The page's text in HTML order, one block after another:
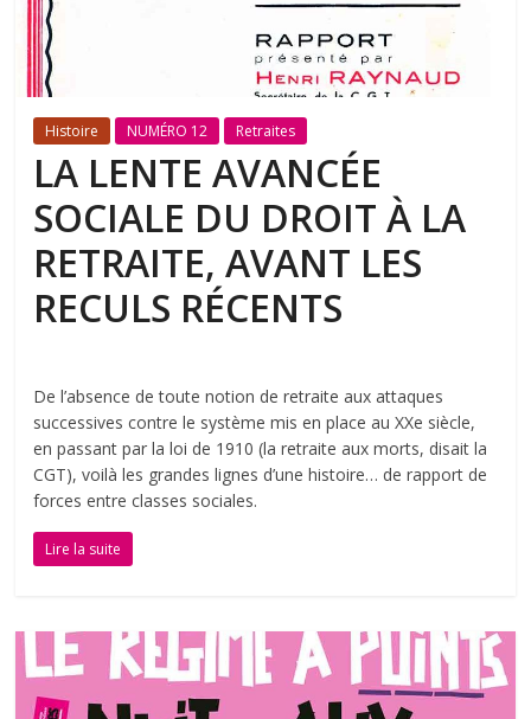
Histoire NUMÉRO 12 Retraites
LA LENTE AVANCÉE
SOCIALE DU DROIT À LA
RETRAITE, AVANT LES
RECULS RÉCENTS
De l’absence de toute notion de retraite aux attaques
successives contre le système mis en place au XXe siècle,
en passant par la loi de 1910 (la retraite aux morts, disait la
CGT), voilà les grandes lignes d’une histoire… de rapport de
forces entre classes sociales.
Lire la suite